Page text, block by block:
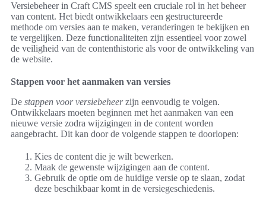
Versiebeheer in Craft CMS speelt een cruciale rol in het beheer
van content. Het biedt ontwikkelaars een gestructureerde
methode om versies aan te maken, veranderingen te bekijken en
te vergelijken. Deze functionaliteiten zijn essentieel voor zowel
de veiligheid van de contenthistorie als voor de ontwikkeling van
de website.
Stappen voor het aanmaken van versies
De stappen voor versiebeheerzijn eenvoudig te volgen.
Ontwikkelaars moeten beginnen met het aanmaken van een
nieuwe versie zodra wijzigingen in de content worden
aangebracht. Dit kan door de volgende stappen te doorlopen:
Kies de content die je wilt bewerken.
Maak de gewenste wijzigingen aan de content.
Gebruik de optie om de huidige versie op te slaan, zodat
deze beschikbaar komt in de versiegeschiedenis.